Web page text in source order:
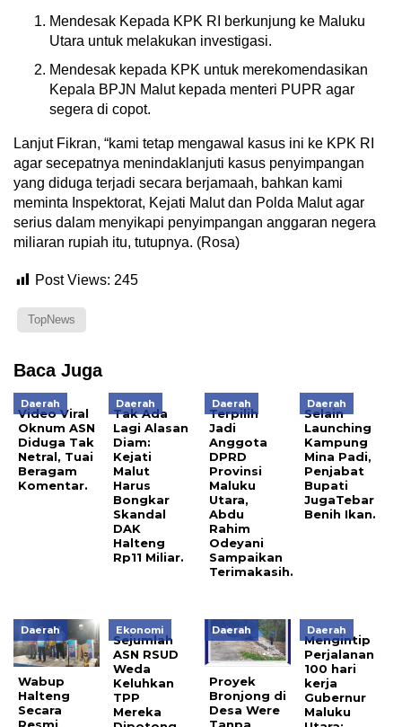
Mendesak Kepada KPK RI berkunjung ke Maluku
Utara untuk melakukan investigasi.
Mendesak kepada KPK untuk merekomendasikan
Kepala BPJN Malut kepada menteri PUPR agar
segera di copot.
Lanjut Fikran, “kami tetap mengawal kasus ini ke KPK RI
agar secepatnya menindaklanjuti kasus penyimpangan
yang diduga terjadi secara berjamaah, bahkan kami
meminta Inspektorat, Kejati Malut dan Polda Malut agar
serius dalam menyikapi penyimpangan anggaran negera
miliaran rupiah itu, tutupnya. (Rosa)
Post Views: 245
TopNews
Baca Juga
Daerah
Video Viral
Oknum ASN
Diduga Tak
Netral, Tuai
Beragam
Komentar.
Daerah
Tak Ada
Lagi Alasan
Diam:
Kejati
Malut
Harus
Bongkar
Skandal
DAK
Halteng
Rp11 Miliar.
Daerah
Terpilih
Jadi
Anggota
DPRD
Provinsi
Maluku
Utara,
Abdu
Rahim
Odeyani
Sampaikan
Terimakasih.
Daerah
Selain
Launching
Kampung
Mina Padi,
Penjabat
Bupati
JugaTebar
Benih Ikan.
Daerah
Wabup
Halteng
Secara
Ekonomi
Sejumlah
ASN RSUD
Weda
Keluhkan
TPP
Mereka
Daerah
Proyek
Bronjong di
Desa Were
Daerah
Mengintip
Perjalanan
100 hari
kerja
Gubernur
Maluku